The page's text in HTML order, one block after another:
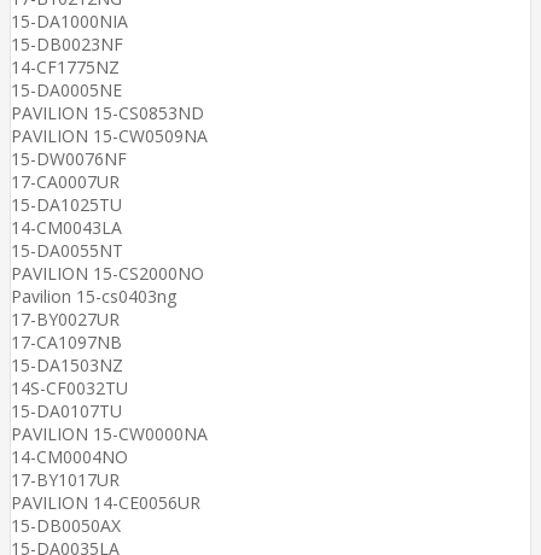
15-DA1000NIA
15-DB0023NF
14-CF1775NZ
15-DA0005NE
PAVILION 15-CS0853ND
PAVILION 15-CW0509NA
15-DW0076NF
17-CA0007UR
15-DA1025TU
14-CM0043LA
15-DA0055NT
PAVILION 15-CS2000NO
Pavilion 15-cs0403ng
17-BY0027UR
17-CA1097NB
15-DA1503NZ
14S-CF0032TU
15-DA0107TU
PAVILION 15-CW0000NA
14-CM0004NO
17-BY1017UR
PAVILION 14-CE0056UR
15-DB0050AX
15-DA0035LA